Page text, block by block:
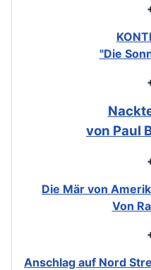
"Die
von Paul
Die Mär von
Von
Anschlag auf Nord